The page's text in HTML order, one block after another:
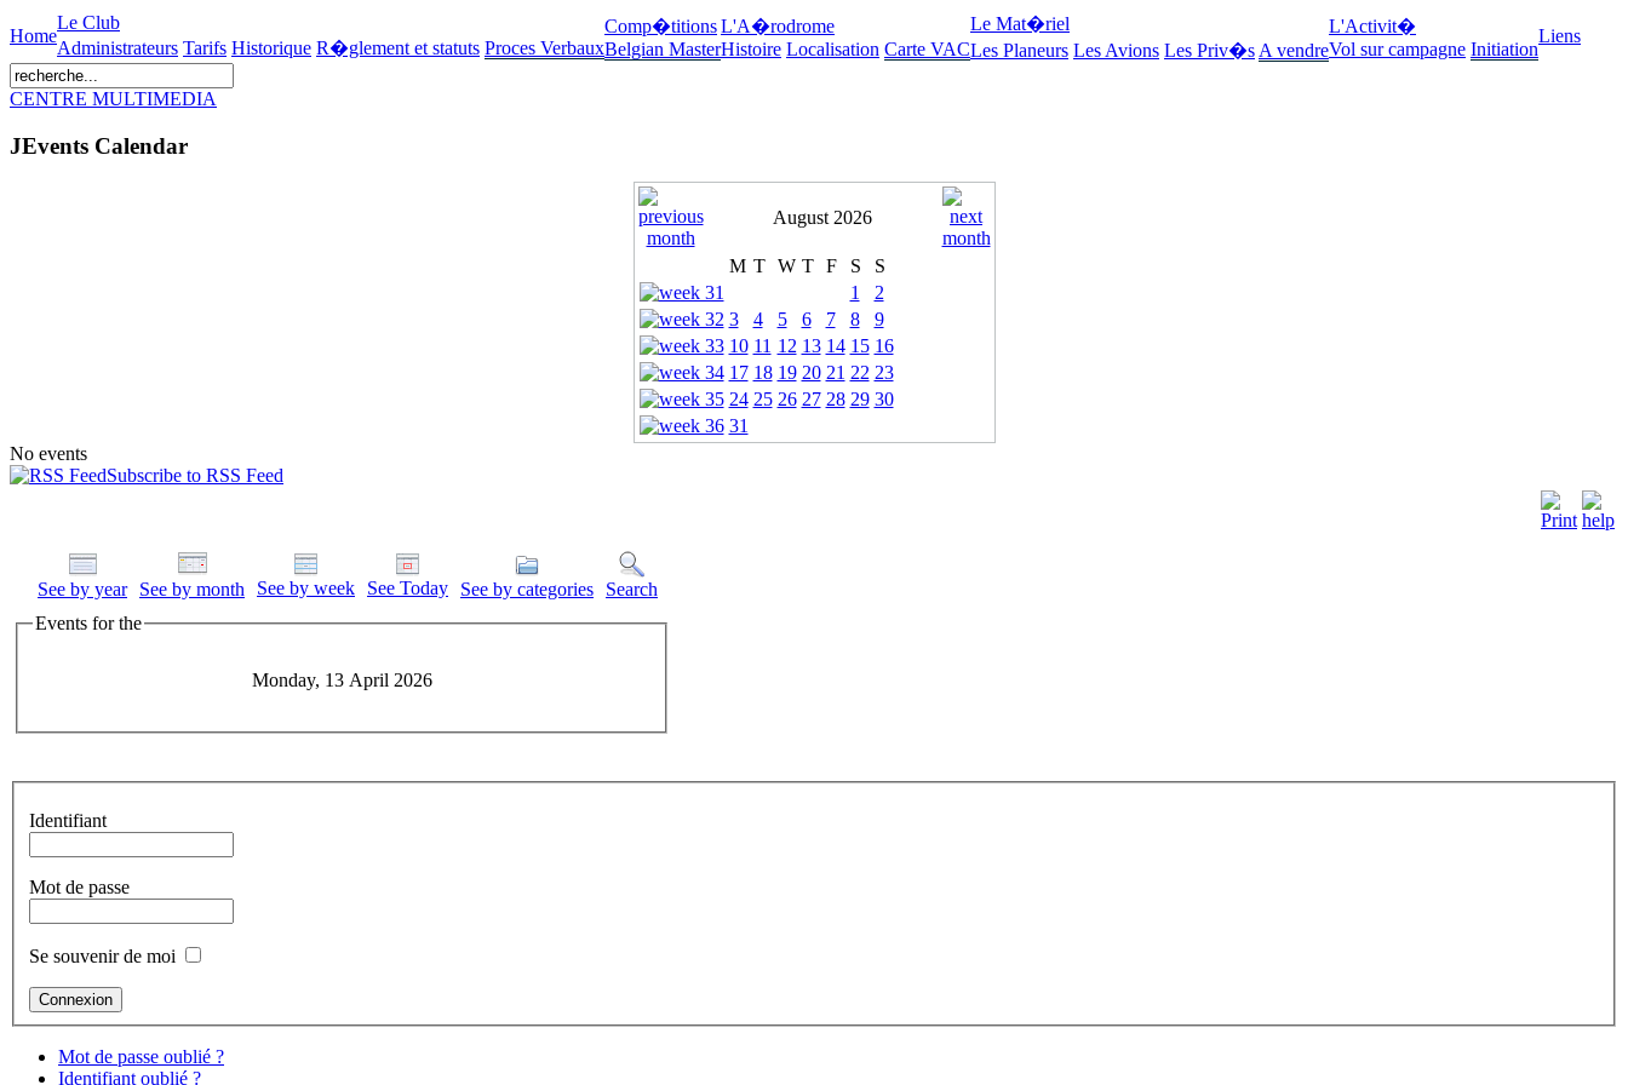
Home
Le Club
Administrateurs Tarifs Historique R�glement et statuts Proces Verbaux
Comp�titions
Belgian Master
L'A�rodrome
Histoire Localisation Carte VAC
Le Mat�riel
Les Planeurs Les Avions Les Priv�s A vendre
L'Activit�
Vol sur campagne Initiation
Liens
CENTRE MULTIMEDIA
JEvents Calendar
August 2026
M T W T F S
S
1
2
3
4 5 6 7 8
9
10 11 12 13 14 15 16
17 18 19 20 21 22 23
24 25 26 27 28 29 30
31
No events
Subscribe to RSS Feed
See by year See by month See by week See Today See by categories
Search
Events for the
Monday, 13 April 2026
Identifiant
Mot de passe
Se souvenir de moi
Mot de passe oublié ?
Identifiant oublié ?